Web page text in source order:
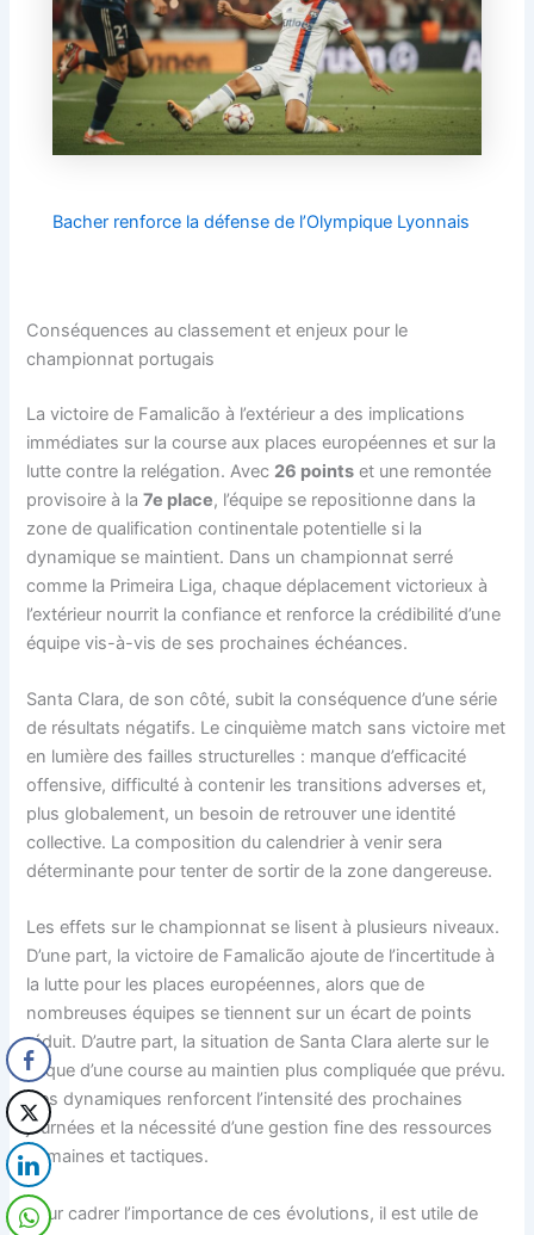
Bacher renforce la défense de l’Olympique Lyonnais
Conséquences au classement et enjeux pour le
championnat portugais
La victoire de Famalicão à l’extérieur a des implications
immédiates sur la course aux places européennes et sur la
lutte contre la relégation. Avec 26 points et une remontée
provisoire à la7e place, l’équipe se repositionne dans la
zone de qualification continentale potentielle si la
dynamique se maintient. Dans un championnat serré
comme la Primeira Liga, chaque déplacement victorieux à
l’extérieur nourrit la confiance et renforce la crédibilité d’une
équipe vis-à-vis de ses prochaines échéances.
Santa Clara, de son côté, subit la conséquence d’une série
de résultats négatifs. Le cinquième match sans victoire met
en lumière des failles structurelles : manque d’efficacité
offensive, difficulté à contenir les transitions adverses et,
plus globalement, un besoin de retrouver une identité
collective. La composition du calendrier à venir sera
déterminante pour tenter de sortir de la zone dangereuse.
Les effets sur le championnat se lisent à plusieurs niveaux.
D’une part, la victoire de Famalicão ajoute de l’incertitude à
la lutte pour les places européennes, alors que de
nombreuses équipes se tiennent sur un écart de points
réduit. D’autre part, la situation de Santa Clara alerte sur le
risque d’une course au maintien plus compliquée que prévu.
Ces dynamiques renforcent l’intensité des prochaines
journées et la nécessité d’une gestion fine des ressources
humaines et tactiques.
Pour cadrer l’importance de ces évolutions, il est utile de